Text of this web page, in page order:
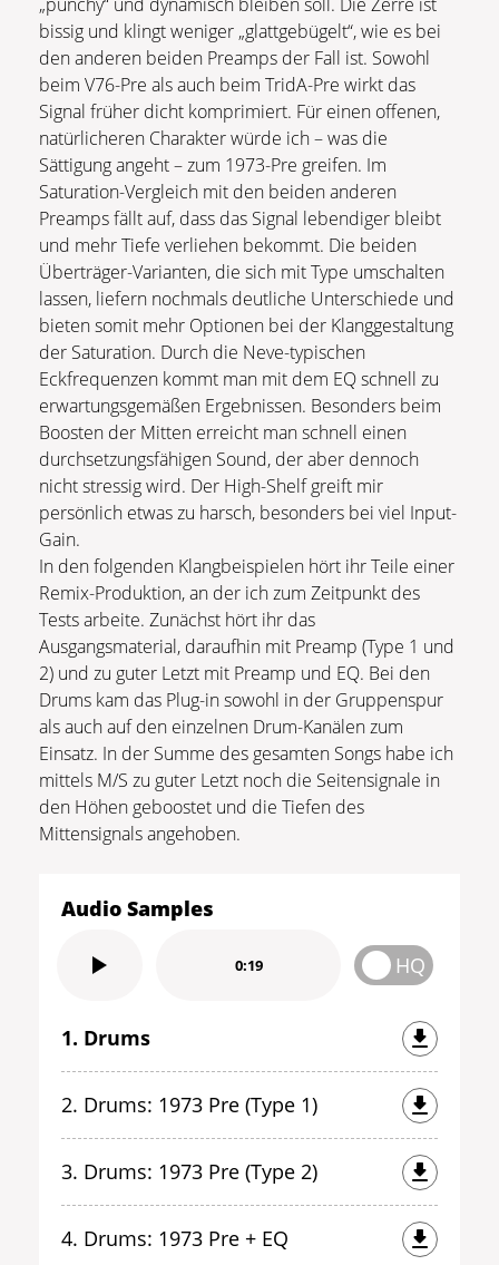
bissig und klingt weniger „glattgebügelt“, wie es bei
den anderen beiden Preamps der Fall ist. Sowohl
beim V76-Pre als auch beim TridA-Pre wirkt das
Signal früher dicht komprimiert. Für einen offenen,
natürlicheren Charakter würde ich – was die
Sättigung angeht – zum 1973-Pre greifen. Im
Saturation-Vergleich mit den beiden anderen
Preamps fällt auf, dass das Signal lebendiger bleibt
und mehr Tiefe verliehen bekommt. Die beiden
Überträger-Varianten, die sich mit Type umschalten
lassen, liefern nochmals deutliche Unterschiede und
bieten somit mehr Optionen bei der Klanggestaltung
der Saturation. Durch die Neve-typischen
Eckfrequenzen kommt man mit dem EQ schnell zu
erwartungsgemäßen Ergebnissen. Besonders beim
Boosten der Mitten erreicht man schnell einen
durchsetzungsfähigen Sound, der aber dennoch
nicht stressig wird. Der High-Shelf greift mir
persönlich etwas zu harsch, besonders bei viel Input-
Gain.
In den folgenden Klangbeispielen hört ihr Teile einer
Remix-Produktion, an der ich zum Zeitpunkt des
Tests arbeite. Zunächst hört ihr das
Ausgangsmaterial, daraufhin mit Preamp (Type 1 und
2) und zu guter Letzt mit Preamp und EQ. Bei den
Drums kam das Plug-in sowohl in der Gruppenspur
als auch auf den einzelnen Drum-Kanälen zum
Einsatz. In der Summe des gesamten Songs habe ich
mittels M/S zu guter Letzt noch die Seitensignale in
den Höhen geboostet und die Tiefen des
Mittensignals angehoben.
Audio Samples
0:19 HQ
1. Drums
2. Drums: 1973 Pre (Type 1)
3. Drums: 1973 Pre (Type 2)
4. Drums: 1973 Pre + EQ